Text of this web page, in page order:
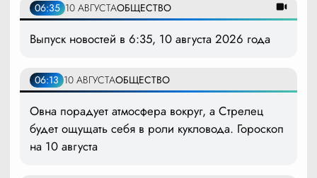
06:35 10 АВГУСТАОБЩЕСТВО
Выпуск новостей в 6:35, 10 августа 2026 года
06:13 10 АВГУСТАОБЩЕСТВО
Овна порадует атмосфера вокруг, а Стрелец
будет ощущать себя в роли кукловода. Гороскоп
на 10 августа